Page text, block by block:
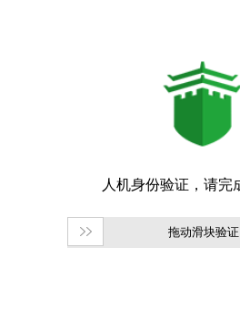
拖动滑块验证